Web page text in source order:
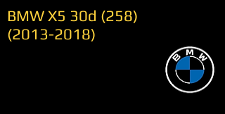
BMW X5 30d (258)
(2013-2018)